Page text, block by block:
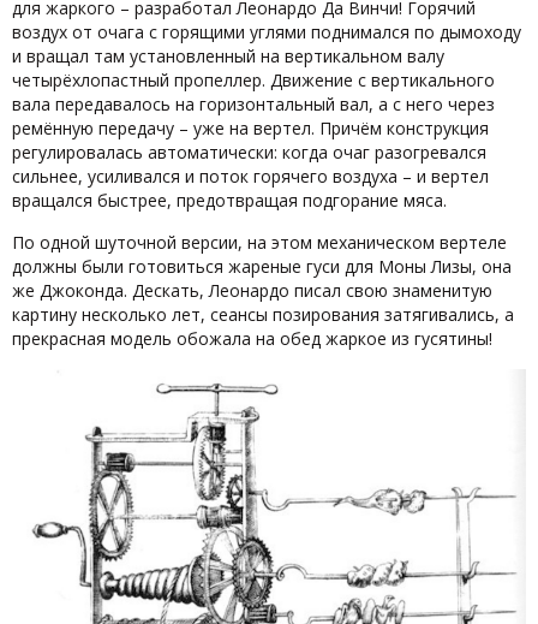
для жаркого – разработал Леонардо Да Винчи! Горячий
воздух от очага с горящими углями поднимался по дымоходу
и вращал там установленный на вертикальном валу
четырёхлопастный пропеллер. Движение с вертикального
вала передавалось на горизонтальный вал, а с него через
ремённую передачу – уже на вертел. Причём конструкция
регулировалась автоматически: когда очаг разогревался
сильнее, усиливался и поток горячего воздуха – и вертел
вращался быстрее, предотвращая подгорание мяса.
По одной шуточной версии, на этом механическом вертеле
должны были готовиться жареные гуси для Моны Лизы, она
же Джоконда. Дескать, Леонардо писал свою знаменитую
картину несколько лет, сеансы позирования затягивались, а
прекрасная модель обожала на обед жаркое из гусятины!